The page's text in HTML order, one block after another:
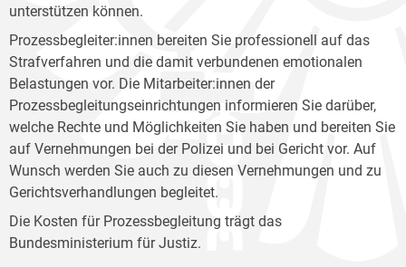
unterstützen können.
Prozessbegleiter:innen bereiten Sie professionell auf das
Strafverfahren und die damit verbundenen emotionalen
Belastungen vor. Die Mitarbeiter:innen der
Prozessbegleitungseinrichtungen informieren Sie darüber,
welche Rechte und Möglichkeiten Sie haben und bereiten Sie
auf Vernehmungen bei der Polizei und bei Gericht vor. Auf
Wunsch werden Sie auch zu diesen Vernehmungen und zu
Gerichtsverhandlungen begleitet.
Die Kosten für Prozessbegleitung trägt das
Bundesministerium für Justiz.